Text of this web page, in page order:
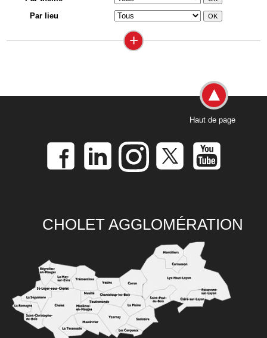
Par lieu
+
Haut de page
CHOLET AGGLOMÉRATION